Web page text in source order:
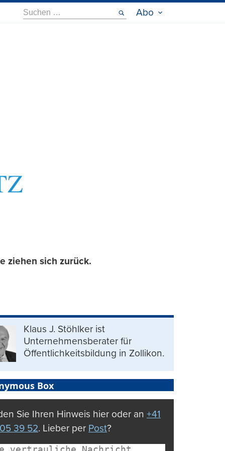
Suche
nach:
Abo
ziehen sich zurück.
Klaus J. Stöhlker ist
Unternehmens­berater für
Öffentlichkeits­bildung in Zollikon.
Box
Sie Ihren Hinweis hier oder an +41
39 52. Lieber per Post?